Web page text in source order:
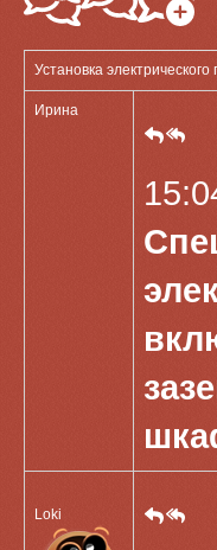
Установка
Ирина
Loki